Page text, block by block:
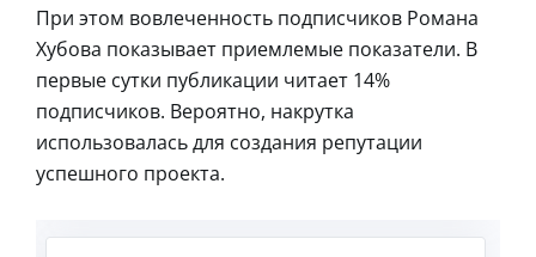
При этом вовлеченность подписчиков Романа
Хубова показывает приемлемые показатели. В
первые сутки публикации читает 14%
подписчиков. Вероятно, накрутка
использовалась для создания репутации
успешного проекта.